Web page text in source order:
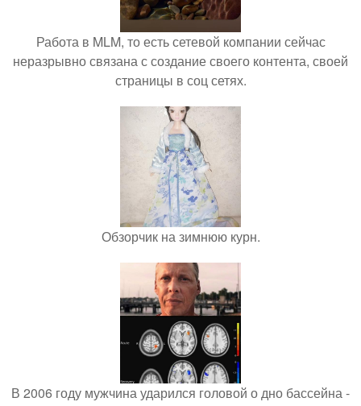
Работа в MLM, то есть сетевой компании сейчас
неразрывно связана с создание своего контента, своей
страницы в соц сетях.
Обзорчик на зимнюю курн.
В 2006 году мужчина ударился головой о дно бассейна -